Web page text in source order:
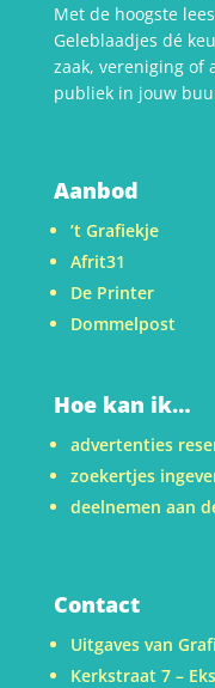
Met de hoogste
Geleblaadjes dé
zaak, vereniging of
publiek in jouw
Aanbod
’t Grafiekje
Afrit31
De Printer
Dommelpost
Hoe kan ik…
advertenties
zoekertjes
deelnemen aan
Contact
Uitgaves van
Kerkstraat 7 –